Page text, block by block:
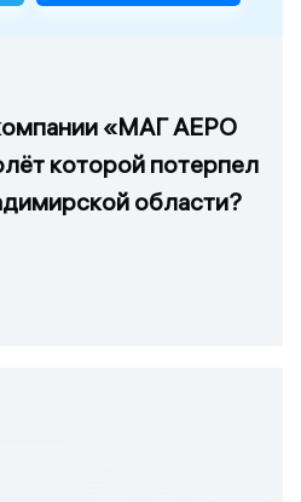
«МАГ АЕРО
которой потерпел
области?